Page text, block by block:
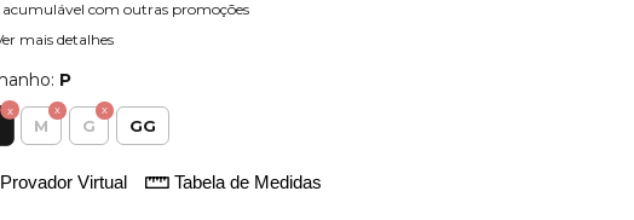
acumulável com outras promoções
mais detalhes
P
M G GG
Provador Virtual Tabela de Medidas